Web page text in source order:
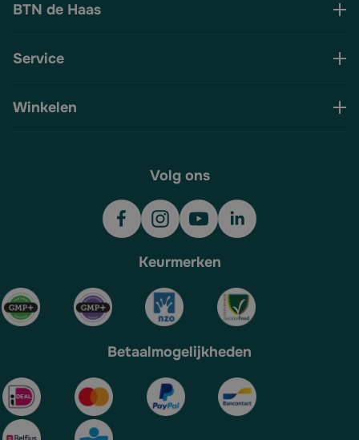
BTN de Haas
Service
Winkelen
Volg ons
Keurmerken
Betaalmogelijkheden